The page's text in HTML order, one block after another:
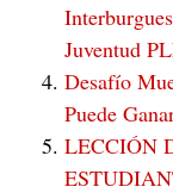
Juventud
Desafío
Puede
LECCIÓN